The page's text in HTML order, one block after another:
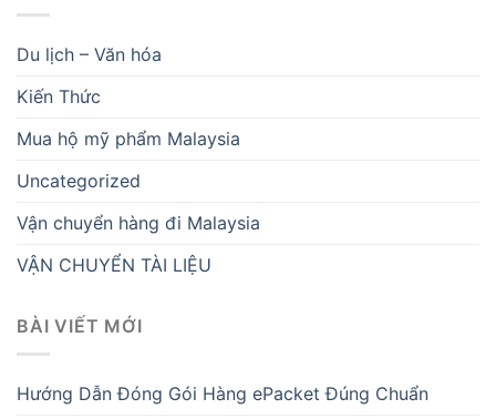
Du lịch – Văn hóa
Kiến Thức
Mua hộ mỹ phẩm Malaysia
Uncategorized
Vận chuyển hàng đi Malaysia
VẬN CHUYỂN TÀI LIỆU
BÀI VIẾT MỚI
Hướng Dẫn Đóng Gói Hàng ePacket Đúng Chuẩn